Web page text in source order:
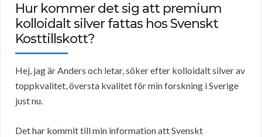
Hur kommer det sig att premium
kolloidalt silver fattas hos Svenskt
Kosttillskott?
Hej, jag är Anders och letar, söker efter kolloidalt silver av
toppkvalitet, översta kvalitet för min forskning i Sverige
just nu.
Det har kommit till min information att Svenskt